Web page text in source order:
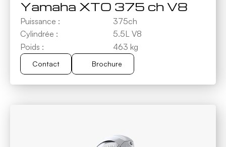
Yamaha XTO 375 ch V8
Puissance :
375ch
Cylindrée :
5.5L V8
Poids :
463 kg
Contact
Contact
Brochure
Brochure